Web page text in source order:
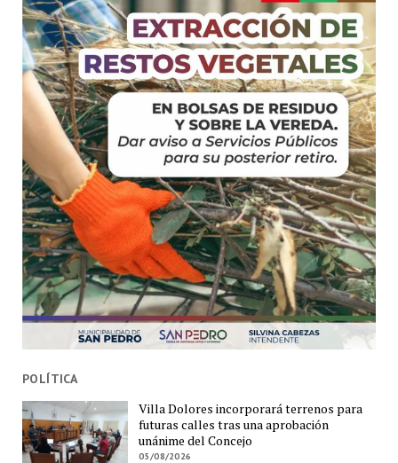
POLÍTICA
Villa Dolores incorporará terrenos para
futuras calles tras una aprobación
unánime del Concejo
05/08/2026